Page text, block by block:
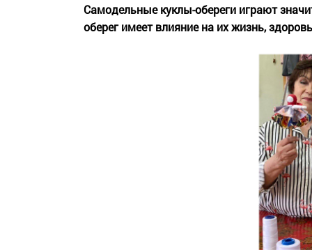
Самодельные куклы-обереги играют
оберег имеет влияние на их жизнь,